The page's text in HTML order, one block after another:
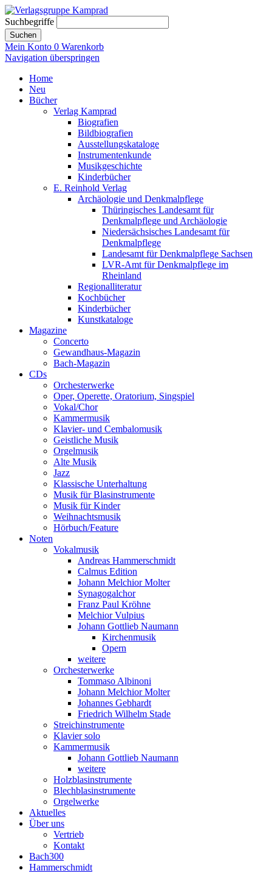
Suchbegriffe
Suchen
Mein Konto 0 Warenkorb
Navigation überspringen
Home
Neu
Bücher
Verlag Kamprad
Biografien
Bildbiografien
Ausstellungskataloge
Instrumentenkunde
Musikgeschichte
Kinderbücher
E. Reinhold Verlag
Archäologie und Denkmalpflege
Thüringisches Landesamt für
Denkmalpflege und Archäologie
Niedersächsisches Landesamt für
Denkmalpflege
Landesamt für Denkmalpflege Sachsen
LVR-Amt für Denkmalpflege im
Rheinland
Regionalliteratur
Kochbücher
Kinderbücher
Kunstkataloge
Magazine
Concerto
Gewandhaus-Magazin
Bach-Magazin
CDs
Orchesterwerke
Oper, Operette, Oratorium, Singspiel
Vokal/Chor
Kammermusik
Klavier- und Cembalomusik
Geistliche Musik
Orgelmusik
Alte Musik
Jazz
Klassische Unterhaltung
Musik für Blasinstrumente
Musik für Kinder
Weihnachtsmusik
Hörbuch/Feature
Noten
Vokalmusik
Andreas Hammerschmidt
Calmus Edition
Johann Melchior Molter
Synagogalchor
Franz Paul Kröhne
Melchior Vulpius
Johann Gottlieb Naumann
Kirchenmusik
Opern
weitere
Orchesterwerke
Tommaso Albinoni
Johann Melchior Molter
Johannes Gebhardt
Friedrich Wilhelm Stade
Streichinstrumente
Klavier solo
Kammermusik
Johann Gottlieb Naumann
weitere
Holzblasinstrumente
Blechblasinstrumente
Orgelwerke
Aktuelles
Über uns
Vertrieb
Kontakt
Bach300
Hammerschmidt